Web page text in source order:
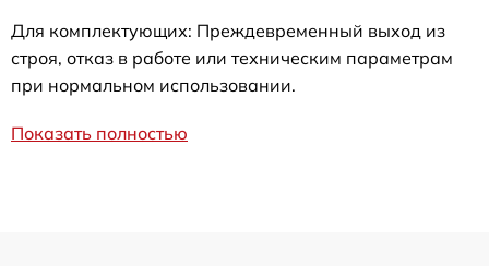
Для комплектующих: Преждевременный выход из
строя, отказ в работе или техническим параметрам
при нормальном использовании.
Показать полностью